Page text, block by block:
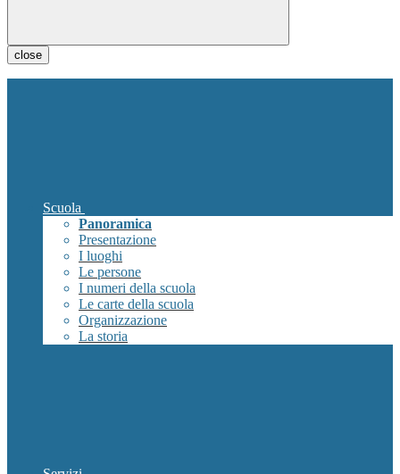
close
Scuola
Panoramica
Presentazione
I luoghi
Le persone
I numeri della scuola
Le carte della scuola
Organizzazione
La storia